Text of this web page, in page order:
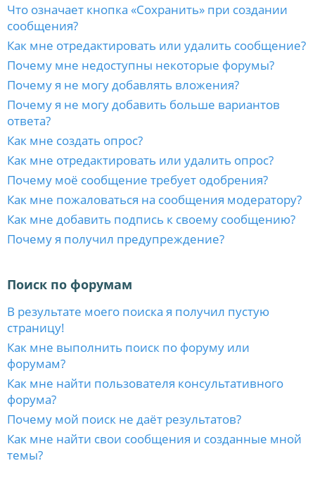
Что означает кнопка «Сохранить» при создании
сообщения?
Как мне отредактировать или удалить сообщение?
Почему мне недоступны некоторые форумы?
Почему я не могу добавлять вложения?
Почему я не могу добавить больше вариантов
ответа?
Как мне создать опрос?
Как мне отредактировать или удалить опрос?
Почему моё сообщение требует одобрения?
Как мне пожаловаться на сообщения модератору?
Как мне добавить подпись к своему сообщению?
Почему я получил предупреждение?
Поиск по форумам
В результате моего поиска я получил пустую
страницу!
Как мне выполнить поиск по форуму или
форумам?
Как мне найти пользователя консультативного
форума?
Почему мой поиск не даёт результатов?
Как мне найти свои сообщения и созданные мной
темы?